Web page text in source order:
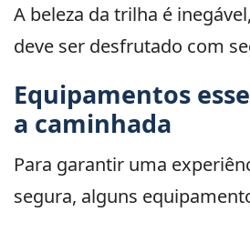
A beleza da trilha é
deve ser desfrutado com
Equipamentos
a caminhada
Para garantir uma
segura, alguns